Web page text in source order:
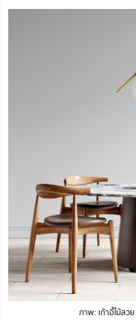
ภาพ: เก้าอี้ไม้สว